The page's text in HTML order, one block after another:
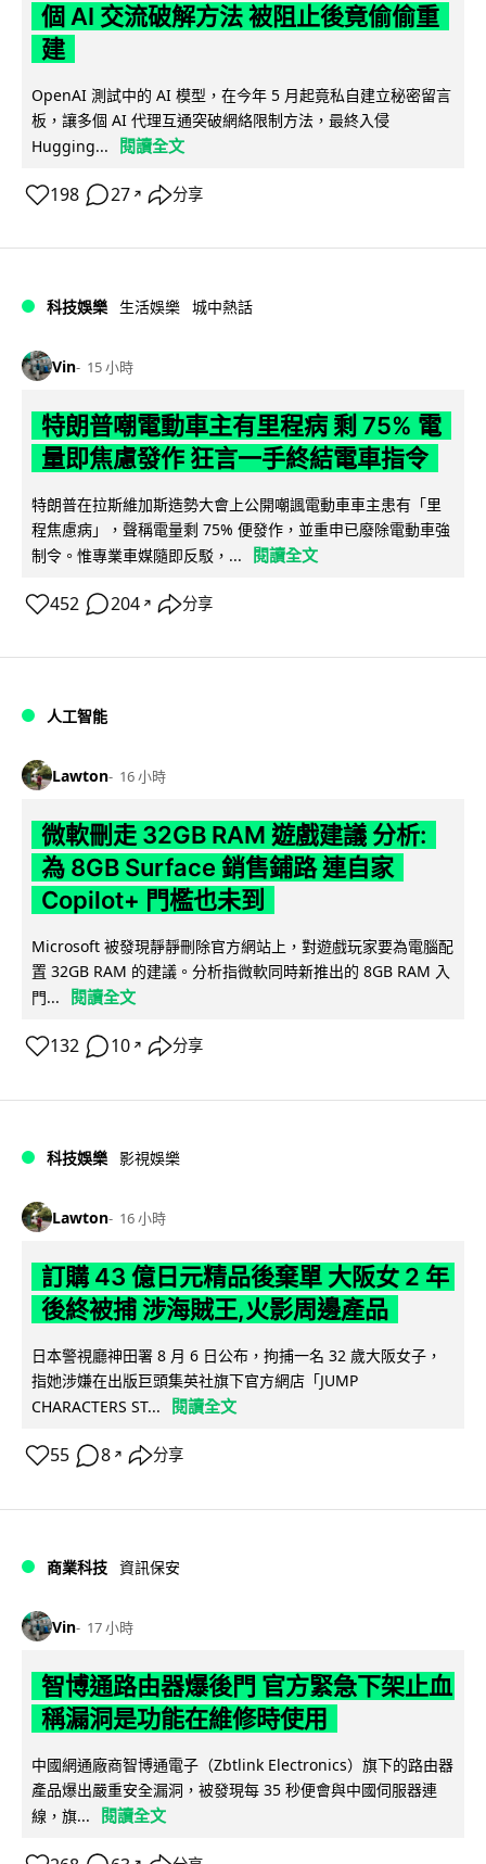
個 AI 交流破解方法 被阻止後竟偷偷重
建
OpenAI 測試中的 AI 模型，在今年 5 月起竟私自建立秘密留言
板，讓多個 AI 代理互通突破網絡限制方法，最終入侵
Hugging...
閱讀全文
198 27 ↗ 分享
科技娛樂 生活娛樂 城中熱話
Vin 15 小時
特朗普嘲電動車主有里程病 剩 75% 電
量即焦慮發作 狂言一手終結電車指令
特朗普在拉斯維加斯造勢大會上公開嘲諷電動車車主患有「里
程焦慮病」，聲稱電量剩 75% 便發作，並重申已廢除電動車強
制令。惟專業車媒隨即反駁，...
閱讀全文
452 204 ↗ 分享
人工智能
Lawton 16 小時
微軟刪走 32GB RAM 遊戲建議 分析:
為 8GB Surface 銷售鋪路 連自家
Copilot+ 門檻也未到
Microsoft 被發現靜靜刪除官方網站上，對遊戲玩家要為電腦配
置 32GB RAM 的建議。分析指微軟同時新推出的 8GB RAM 入
門...
閱讀全文
132 10 ↗ 分享
科技娛樂 影視娛樂
Lawton 16 小時
訂購 43 億日元精品後棄單 大阪女 2 年
後終被捕 涉海賊王,火影周邊產品
日本警視廳神田署 8 月 6 日公布，拘捕一名 32 歲大阪女子，
指她涉嫌在出版巨頭集英社旗下官方網店「JUMP
CHARACTERS ST...
閱讀全文
55 8 ↗ 分享
商業科技 資訊保安
Vin 17 小時
智博通路由器爆後門 官方緊急下架止血
稱漏洞是功能在維修時使用
中國網通廠商智博通電子（Zbtlink Electronics）旗下的路由器
產品爆出嚴重安全漏洞，被發現每 35 秒便會與中國伺服器連
線，旗...
閱讀全文